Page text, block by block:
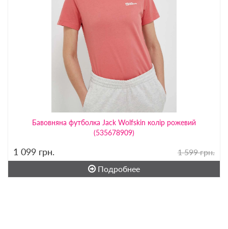
Бавовняна футболка Jack Wolfskin колір рожевий
(535678909)
1 099 грн.
1 599 грн.
Подробнее